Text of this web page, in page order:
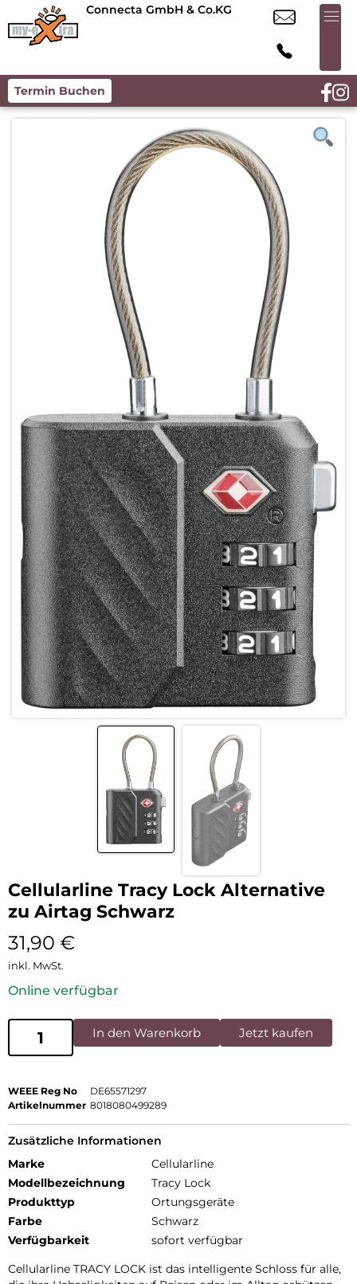
Connecta GmbH & Co.KG
Termin Buchen
Cellularline Tracy Lock Alternative
zu Airtag Schwarz
31,90 €
inkl. MwSt.
Online verfügbar
In den Warenkorb Jetzt kaufen
WEEE Reg No
DE65571297
Artikelnummer 8018080499289
Zusätzliche Informationen
Marke
Cellularline
Modellbezeichnung
Tracy Lock
Produkttyp
Ortungsgeräte
Farbe
Schwarz
Verfügbarkeit
sofort verfügbar
Cellularline TRACY LOCK ist das intelligente Schloss für alle,